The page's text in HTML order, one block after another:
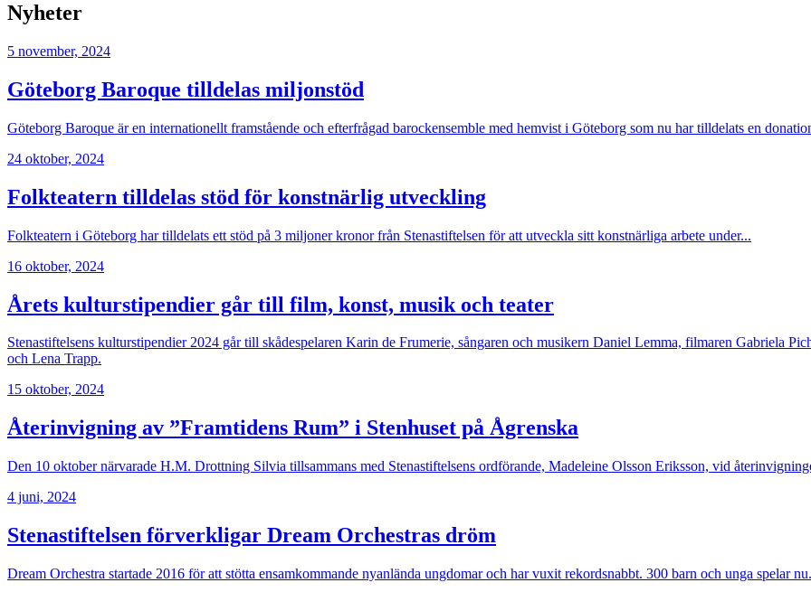
Nyheter
5 november, 2024
Göteborg Baroque tilldelas miljonstöd
Göteborg Baroque är en internationellt framstående och efterfrågad barockensemble med hemvist i Göteborg som nu har tilldelats en
24 oktober, 2024
Folkteatern tilldelas stöd för konstnärlig utveckling
Folkteatern i Göteborg har tilldelats ett stöd på 3 miljoner kronor från Stenastiftelsen för att utveckla sitt konstnärliga arbete under...
16 oktober, 2024
Årets kulturstipendier går till film, konst, musik och teater
Stenastiftelsens kulturstipendier 2024 går till skådespelaren Karin de Frumerie, sångaren och musikern Daniel Lemma, filmaren Gabriela
och Lena Trapp.
15 oktober, 2024
Återinvigning av ”Framtidens Rum” i Stenhuset på Ågrenska
Den 10 oktober närvarade H.M. Drottning Silvia tillsammans med Stenastiftelsens ordförande, Madeleine Olsson Eriksson, vid
4 juni, 2024
Stenastiftelsen förverkligar Dream Orchestras dröm
Dream Orchestra startade 2016 för att stötta ensamkommande nyanlända ungdomar och har vuxit rekordsnabbt. 300 barn och unga spelar